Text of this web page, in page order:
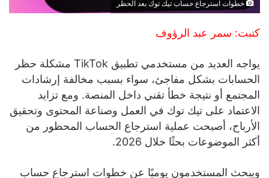
خطوات استرجاع حساب تيك توك بعد الحظر
كتبت: سمر عبد الرؤوف
يواجه العديد من مستخدمي تطبيق TikTok مشكلة حظر
الحسابات بشكل مفاجئ، سواء بسبب مخالفة إرشادات
المجتمع أو نتيجة خطأ تقني داخل المنصة. ومع تزايد
الاعتماد على تيك توك في العمل وصناعة المحتوى وتحقيق
الأرباح، أصبحت عملية استرجاع الحساب المحظور من
أكثر الموضوعات بحثًا خلال 2026.
ويبحث المستخدمون يوميًا عن خطوات استرجاع حساب